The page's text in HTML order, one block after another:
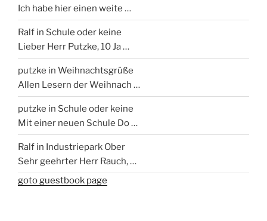
Ich habe hier einen weite …
Ralf in Schule oder keine
Lieber Herr Putzke, 10 Ja …
putzke in Weihnachtsgrüße
Allen Lesern der Weihnach …
putzke in Schule oder keine
Mit einer neuen Schule Do …
Ralf in Industriepark Ober
Sehr geehrter Herr Rauch, …
goto guestbook page